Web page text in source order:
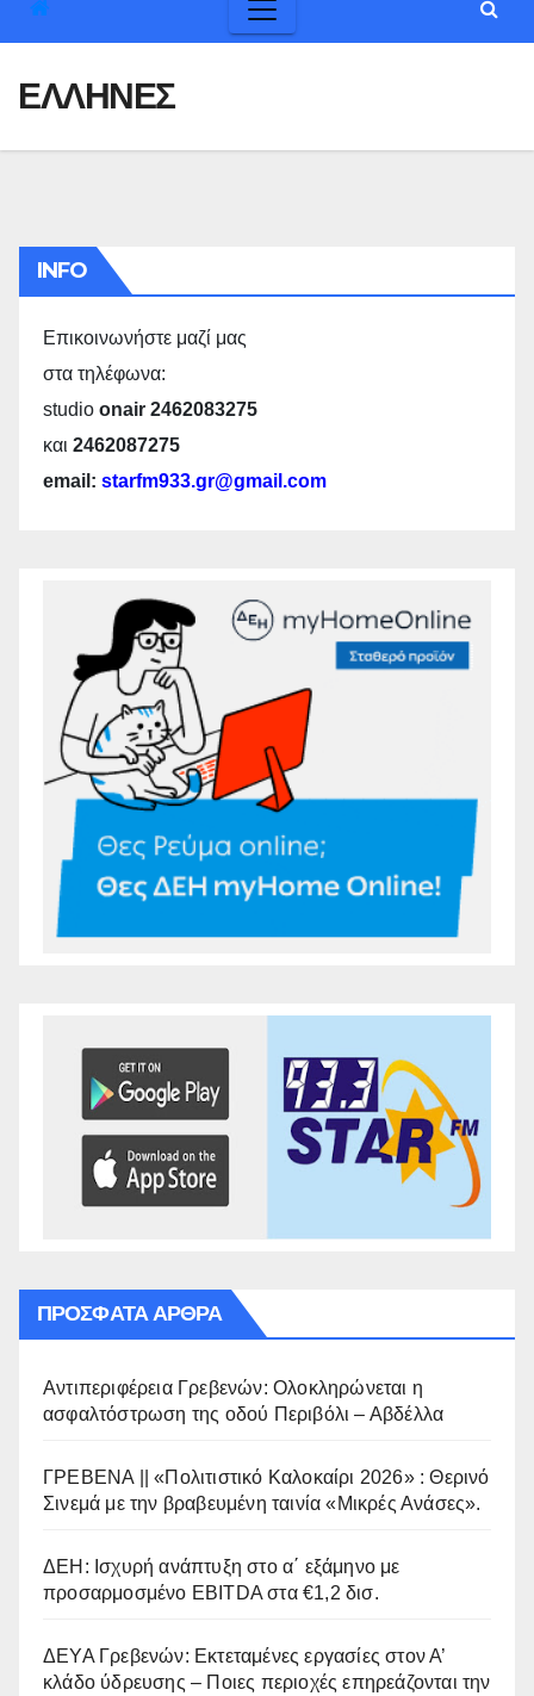
ΕΛΛΗΝΕΣ
INFO
Επικοινωνήστε μαζί μας
στα τηλέφωνα:
studio onair 2462083275
και 2462087275
email: starfm933.gr@gmail.com
ΠΡΌΣΦΑΤΑ ΆΡΘΡΑ
Αντιπεριφέρεια Γρεβενών: Ολοκληρώνεται η
ασφαλτόστρωση της οδού Περιβόλι – Αβδέλλα
ΓΡΕΒΕΝΑ || «Πολιτιστικό Καλοκαίρι 2026» : Θερινό
Σινεμά με την βραβευμένη ταινία «Μικρές Ανάσες».
ΔΕΗ: Ισχυρή ανάπτυξη στο α΄ εξάμηνο με
προσαρμοσμένο EBITDA στα €1,2 δισ.
ΔΕΥΑ Γρεβενών: Εκτεταμένες εργασίες στον Α’
κλάδο ύδρευσης – Ποιες περιοχές επηρεάζονται την